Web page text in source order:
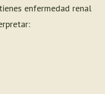
enfermedad renal